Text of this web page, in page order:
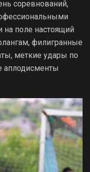
соревнований,
на поле настоящий
филигранные
меткие удары по